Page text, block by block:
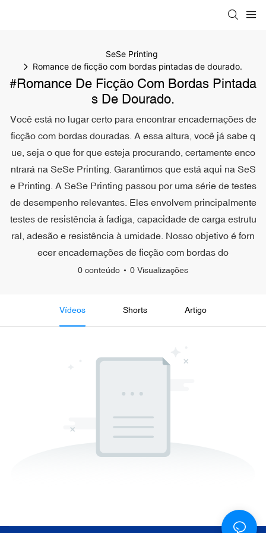
SeSe Printing
Romance de ficção com bordas pintadas de dourado.
#Romance De Ficção Com Bordas Pintada
S De Dourado.
Você está no lugar certo para encontrar encadernações de
ficção com bordas douradas. A essa altura, você já sabe q
ue, seja o que for que esteja procurando, certamente enco
ntrará na SeSe Printing. Garantimos que está aqui na SeS
e Printing. A SeSe Printing passou por uma série de testes
de desempenho relevantes. Eles envolvem principalmente
testes de resistência à fadiga, capacidade de carga estrutu
ral, adesão e resistência à umidade. Nosso objetivo é forn
ecer encadernações de ficção com bordas do
0 conteúdo 0 Visualizações
Vídeos Shorts Artigo